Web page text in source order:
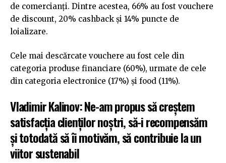
de comercianți. Dintre acestea, 66% au fost vouchere
de discount, 20% cashback și 14% puncte de
loializare.
Cele mai descărcate vouchere au fost cele din
categoria produse financiare (60%), urmate de cele
din categoria electronice (17%) și food (11%).
Vladimir Kalinov: Ne-am propus să creștem
satisfacția clienților noștri, să-i recompensăm
și totodată să îi motivăm, să contribuie la un
viitor sustenabil